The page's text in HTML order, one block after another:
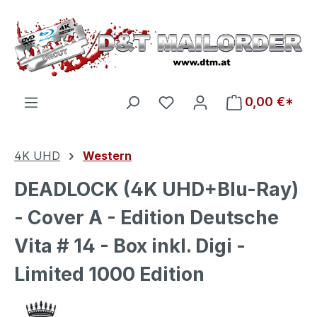
Zum Hauptinhalt springen
Du hast 0 Produkte auf
0,00 €*
4K UHD Western
DEADLOCK (4K UHD+Blu-Ray)
- Cover A - Edition Deutsche
Vita # 14 - Box inkl. Digi -
Limited 1000 Edition